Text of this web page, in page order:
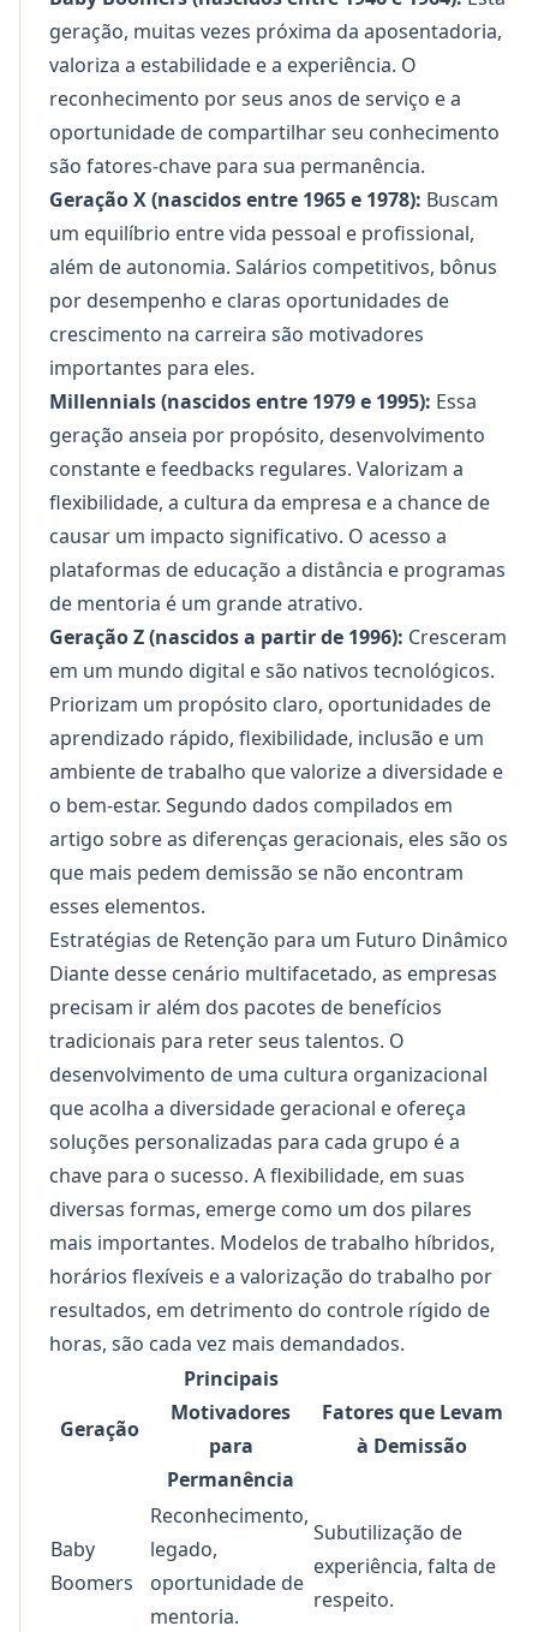
geração, muitas vezes próxima da aposentadoria,
valoriza a estabilidade e a experiência. O
reconhecimento por seus anos de serviço e a
oportunidade de compartilhar seu conhecimento
são fatores-chave para sua permanência.
Geração X (nascidos entre 1965 e 1978): Buscam
um equilíbrio entre vida pessoal e profissional,
além de autonomia. Salários competitivos, bônus
por desempenho e claras oportunidades de
crescimento na carreira são motivadores
importantes para eles.
Millennials (nascidos entre 1979 e 1995): Essa
geração anseia por propósito, desenvolvimento
constante e feedbacks regulares. Valorizam a
flexibilidade, a cultura da empresa e a chance de
causar um impacto significativo. O acesso a
plataformas de educação a distância e programas
de mentoria é um grande atrativo.
Geração Z (nascidos a partir de 1996): Cresceram
em um mundo digital e são nativos tecnológicos.
Priorizam um propósito claro, oportunidades de
aprendizado rápido, flexibilidade, inclusão e um
ambiente de trabalho que valorize a diversidade e
o bem-estar. Segundo dados compilados em
artigo sobre as diferenças geracionais, eles são os
que mais pedem demissão se não encontram
esses elementos.
Estratégias de Retenção para um Futuro Dinâmico
Diante desse cenário multifacetado, as empresas
precisam ir além dos pacotes de benefícios
tradicionais para reter seus talentos. O
desenvolvimento de uma cultura organizacional
que acolha a diversidade geracional e ofereça
soluções personalizadas para cada grupo é a
chave para o sucesso. A flexibilidade, em suas
diversas formas, emerge como um dos pilares
mais importantes. Modelos de trabalho híbridos,
horários flexíveis e a valorização do trabalho por
resultados, em detrimento do controle rígido de
horas, são cada vez mais demandados.
Geração
Principais
Motivadores
para
Permanência
Fatores que Levam
à Demissão
Baby
Boomers
Reconhecimento,
legado,
oportunidade de
mentoria.
Subutilização de
experiência, falta de
respeito.